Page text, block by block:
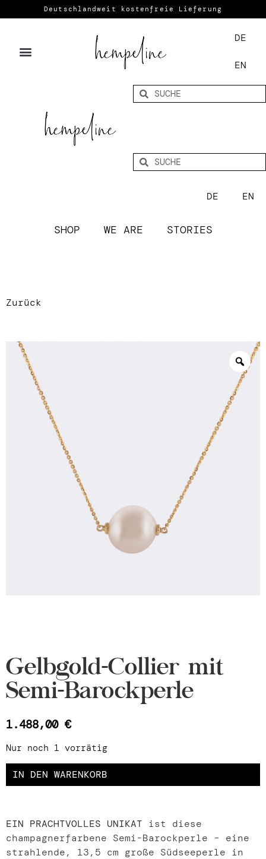
Deutschlandweit kostenfreie Lieferung
DE
EN
DE EN
SHOP WE ARE STORIES
Zurück
Gelbgold-Collier mit
Semi-Barockperle
1.488,00 €
Nur noch 1 vorrätig
IN DEN WARENKORB
EIN PRACHTVOLLES UNIKAT ist diese
champagnerfarbene Semi-Barockperle – eine
strahlende, 13,5 cm große Südseeperle in